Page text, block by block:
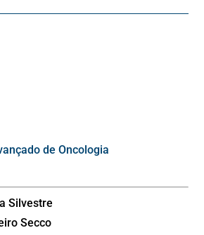
de Oncologia
Silvestre
Secco